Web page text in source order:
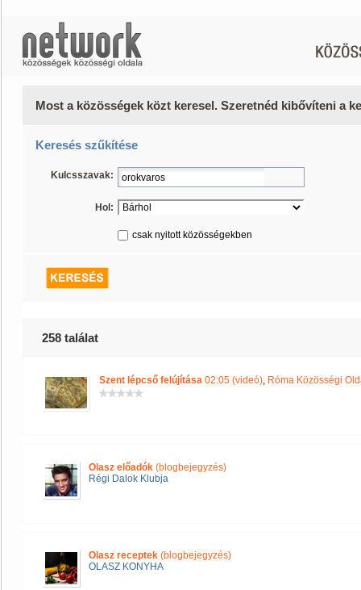
Most a közösségek közt keresel. Szeretnéd kibővíteni a
Keresés szűkítése
Kulcsszavak:
Hol:
csak nyitott közösségekben
258 találat
Szent lépcső felújítása 02:05 (videó), Róma Közösségi
Olasz előadók (blogbejegyzés)
Régi Dalok Klubja
Olasz receptek (blogbejegyzés)
OLASZ KONYHA